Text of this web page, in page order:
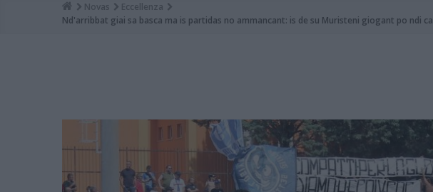
Breadcrumb
Novas
Eccellenza
Nd'arribbat giai sa basca ma is partidas no ammancant: is de su Muristeni giogant po ndi